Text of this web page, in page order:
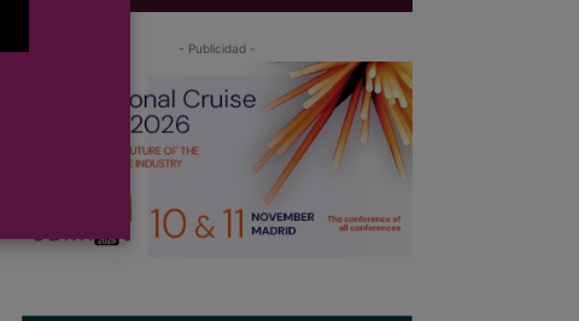
- Publicidad -